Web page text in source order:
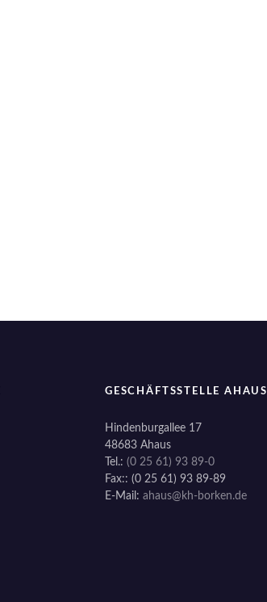
GESCHÄFTSSTELLE AHAUS
Hindenburgallee 17
48683 Ahaus
Tel.: (0 25 61) 93 89-0
Fax:: (0 25 61) 93 89-89
E-Mail: ahaus@kh-borken.de